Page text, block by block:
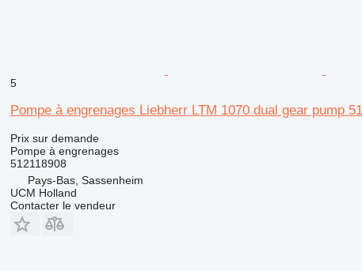
5
Pompe à engrenages Liebherr LTM 1070 dual gear pump
Prix sur demande
Pompe à engrenages
512118908
Pays-Bas, Sassenheim
UCM Holland
Contacter le vendeur